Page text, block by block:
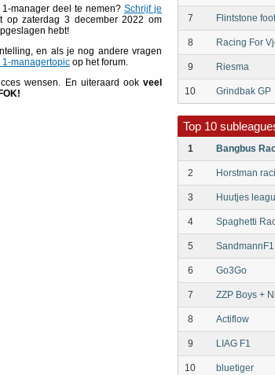
manager deel te nemen? Schrijf je
op zaterdag 3 december 2022 om
hebt!
en als je nog andere vragen
1-managertopic op het forum.
wensen. En uiteraard ook veel
7 Flintstone
8 Racing For
9 Riesma
10 Grindbak GP
Top 10
1 Bangbus
2 Horstman
3 Huutjes
4 Spaghetti
5 SandmannF1
6 Go3Go
7 ZZP Boys +
8 Actiflow
9 LIAG F1
10 bluetiger